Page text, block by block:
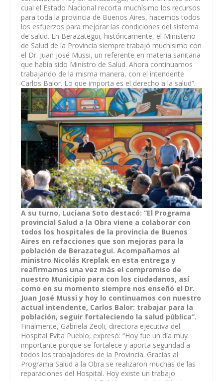
cual el Estado Nacional recorta muchísimo los recursos
para toda la provincia de Buenos Aires, hacemos todos
los esfuerzos para mejorar las condiciones del sistema
de salud. En Berazategui, históricamente, el Ministerio
de Salud de la Provincia siempre trabajó muchísimo con
el Dr. Juan José Mussi, un referente en materia sanitaria
que había sido Ministro de Salud. Ahora continuamos
trabajando de la misma manera, con el intendente
Carlos Balor. Lo que importa es el derecho a la salud”.
A su turno, Luciana Soto destacó: “El Programa
provincial Salud a la Obra viene a colaborar con
todos los hospitales de la provincia de Buenos
Aires en refacciones que son mejoras para la
población de Berazategui. Acompañamos al
ministro Nicolás Kreplak en esta entrega y
reafirmamos una vez más el compromiso de
nuestro Municipio para con los ciudadanos, así
como en su momento siempre nos enseñó el Dr.
Juan José Mussi y hoy lo continuamos con nuestro
actual intendente, Carlos Balor: trabajar para la
población, seguir fortaleciendo la salud pública”.
Finalmente, Gabriela Zeoli, directora ejecutiva del
Hospital Evita Pueblo, expresó: “Hoy fue un día muy
importante porque se fortalece y aporta seguridad a
todos los trabajadores de la Provincia. Gracias al
Programa Salud a la Obra se realizaron muchas de las
reparaciones del Hospital. Hoy existe un trabajo